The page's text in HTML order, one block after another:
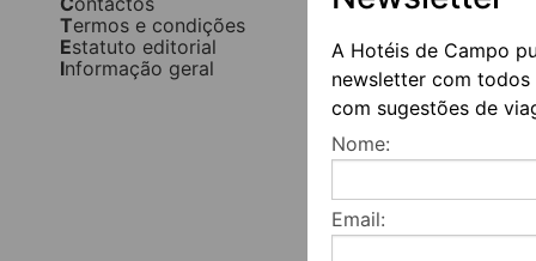
A Hotéis de Campo
newsletter com
com sugestões de
Nome:
Email:
Termos e condições
Estatuto editorial
Informação geral